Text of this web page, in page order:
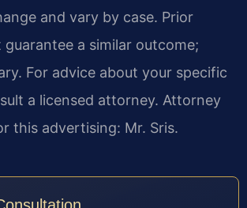
and vary by case. Prior
a similar outcome;
For advice about your specific
a licensed attorney. Attorney
this advertising: Mr. Sris.